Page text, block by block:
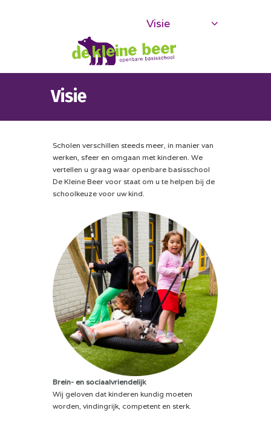
Visie
Visie
Scholen verschillen steeds meer, in manier van
werken, sfeer en omgaan met kinderen. We
vertellen u graag waar openbare basisschool
De Kleine Beer voor staat om u te helpen bij de
schoolkeuze voor uw kind.
Brein- en sociaalvriendelijk
Wij geloven dat kinderen kundig moeten
worden, vindingrijk, competent en sterk.